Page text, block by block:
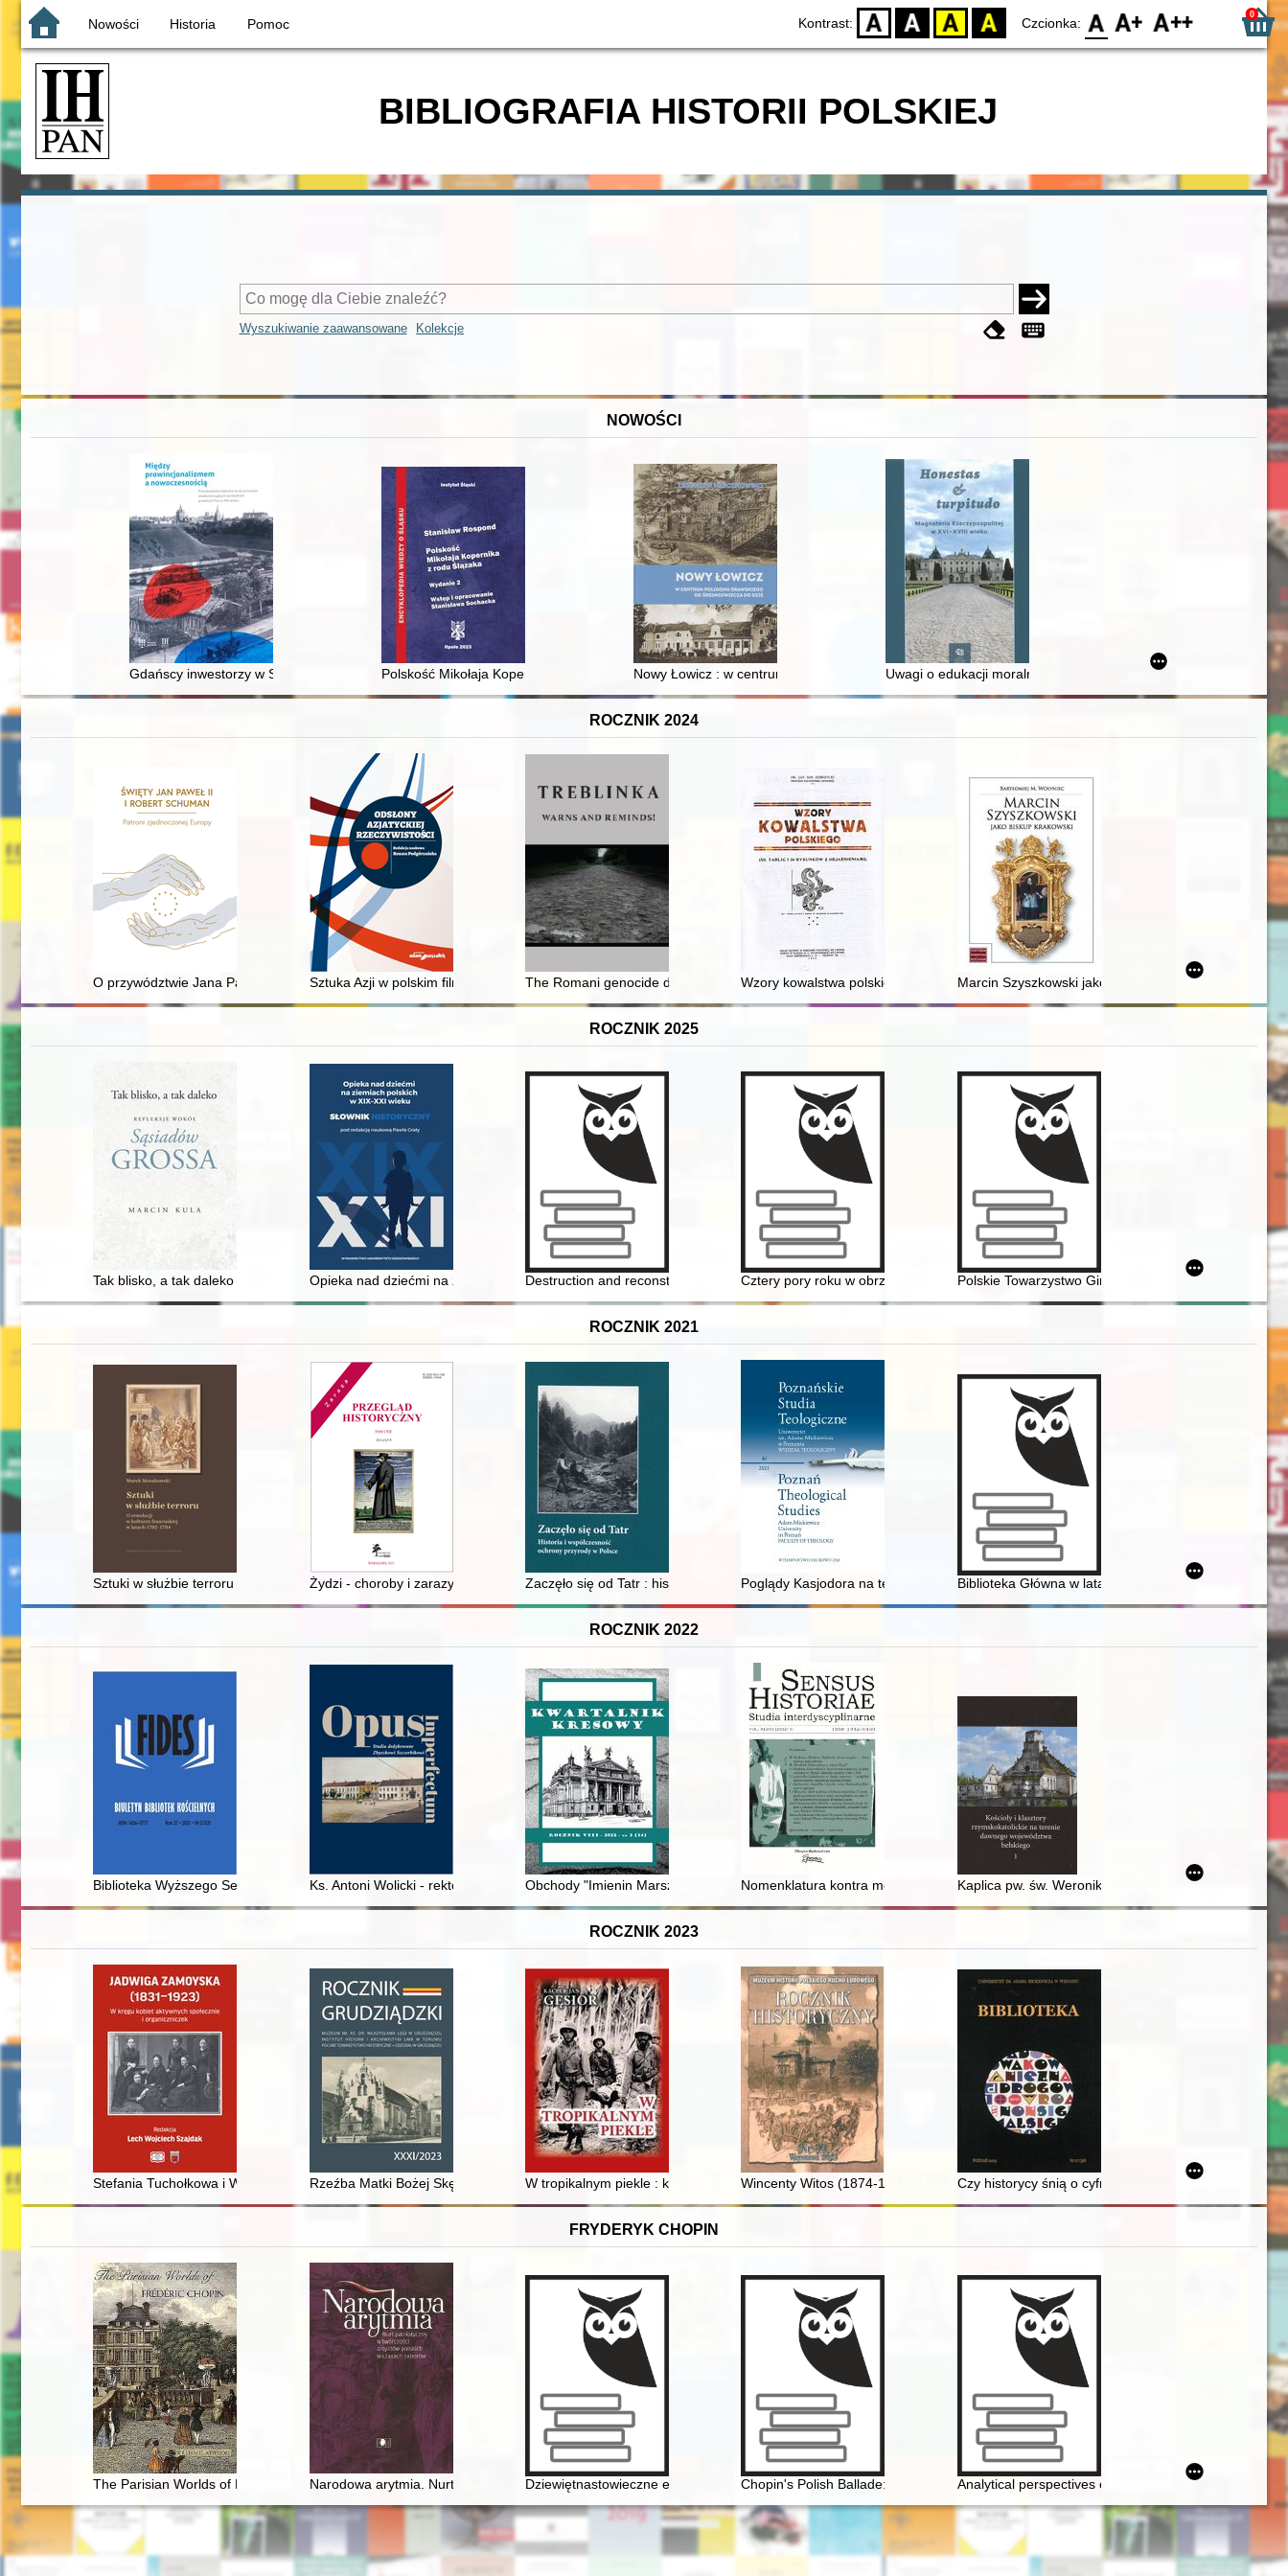
Nowości Historia Pomoc Kontrast: D BW YB BY Czcionka: F0 F1 F2 0
BIBLIOGRAFIA HISTORII POLSKIEJ
Wyszukiwanie zaawansowane Kolekcje
NOWOŚCI
Gdańscy inwestorzy w Sopocie : prestiż finansowy i towarzyski lokalnego mieszczaństwa w 2. poł. XIX w
Polskość Mikołaja Kopernika z rodu ŚlązakaNowy Łowicz : w centrum poligonu drawskiego od średniowiecza do dziśUwagi o edukacji moralnej synów szlacheckich w XVI-wiecznej
ROCZNIK 2024
O przywództwie Jana Pawła II Sztuka Azji w polskim filmie dokumentalnymThe Romani genocide during world war II, including in Treblinka : the importance of the past for the present times
Wzory kowalstwa polskiego : (XII. tablic i 24 rysunków z objaśnieniami)
Marcin Szyszkowski jako biskup krakowski (1616-
ROCZNIK 2025
Tak blisko, a tak daleko : refleksje wokół "Sąsiadów" GrossaOpieka nad dziećmi na ziemiach polskich w XIX-XXI wieku : słownik historyczny
Destruction and reconstruction of the Royal Castle in Warsaw
Cztery pory roku w obrzędowości ludowejPolskie Towarzystwo Gimnastyczne "Sokół" :
ROCZNIK 2021
Sztuki w służbie terroru : o rewolucji w kulturze francuskiej w latach 1792-1794
Żydzi - choroby i zarazy : antyżydowski stereotyp antycznych autorówZaczęło się od Tatr : historia i współczesność ochrony przyrody w Polsce
Poglądy Kasjodora na temat sprawowania urzędów państwowych na podstawie XI i XII
Biblioteka Główna w latach 2001-2011
ROCZNIK 2022
Biblioteka Wyższego Seminarium Duchownego w ŁowiczuKs. Antoni Wolicki - rektor szkół, administrator parafii w Krzepicach i proboszcz w Praszce : przyczynek do biografii
Obchody "Imienin Marszałków Polski” w 1939 roku na przykładzie uroczystości w garnizonie brzeskim : (analiza materiału
Nomenklatura kontra modernizatorzy: walka o władzę w Odessie i obwodzie odeskim
Kaplica pw. św. Weroniki i dom filialny ss. felicjanek w
ROCZNIK 2023
Stefania Tuchołkowa i Wincentyna Teskowa - liderki życia społeczno-kulturalnego Bydgoszczy = Stefania Tuchołkowa and Wincentyna Teskowa - social-cultural leaders in Bydgoszcz
Rzeźba Matki Bożej Skępskiej z Muzeum im. ks. dr. Władysława Łegi w Grudziądzu w kontekście twórczości rzeźbiarskiej rodu Miłkowskich = Sculpture of Our
W tropikalnym piekle : kampania 1. Dywizji Piechoty Morskiej na wyspie Guadalcanal
Wincenty Witos (1874-1945) : 150 rocznica urodzinCzy historycy śnią o cyfrowych rękopisach? :
FRYDERYK CHOPIN
The Parisian Worlds of Frédéric ChopinNarodowa arytmia. Nurt patriotyczny w twórczości artystów polskich w czasach zaborów
Dziewiętnastowieczne edycje dzieł Fryderyka Chopina jako aspekt historii recepcji
Chopin's Polish Ballade: Op. 38 as Narrative of National Martyrdom
Analytical perspectives on the music of Chopin